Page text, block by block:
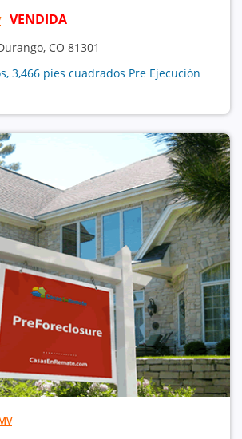
VENDIDA
CO 81301
3,466 pies cuadrados Pre Ejecución